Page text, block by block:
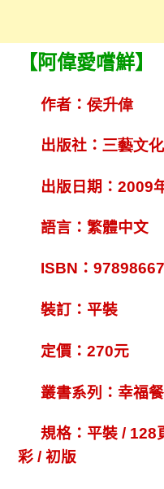
【阿偉愛嚐鮮】
作者： 侯升偉
出版社： 三藝文化
出版日期： 2009
語言：繁體中文
ISBN ：
裝訂：平裝
定價： 270元
叢書系列：幸福
規格：平裝/ 128
彩/ 初版